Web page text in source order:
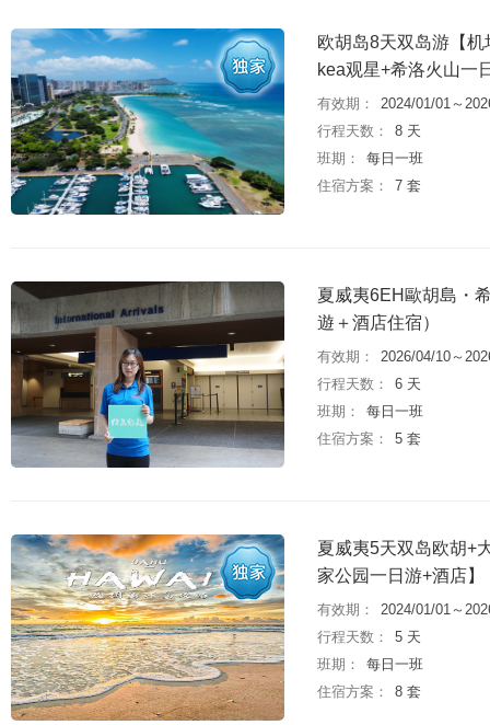
欧胡岛8天双岛游【
kea观星+希洛火山一
有效期：
2024/01/01～
行程天数：
8 天
班期：
每日一班
住宿方案：
7 套
夏威夷6EH歐胡島・
遊＋酒店住宿）
有效期：
2026/04/10～
行程天数：
6 天
班期：
每日一班
住宿方案：
5 套
夏威夷5天双岛欧胡+
家公园一日游+酒店】
有效期：
2024/01/01～
行程天数：
5 天
班期：
每日一班
住宿方案：
8 套